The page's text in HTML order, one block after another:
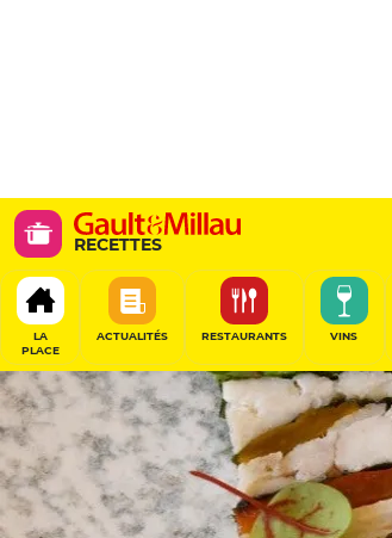
RECETTES
LA
PLACE
ACTUALITÉS RESTAURANTS VINS